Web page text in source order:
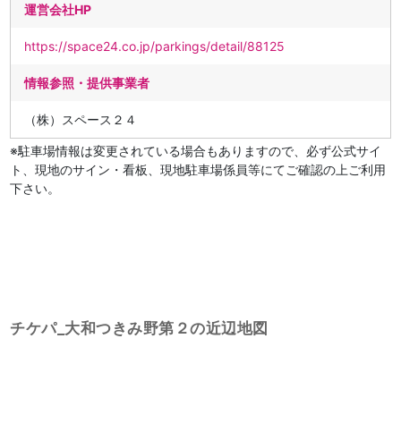
運営会社HP
https://space24.co.jp/parkings/detail/88125
情報参照・提供事業者
（株）スペース２４
※駐車場情報は変更されている場合もありますので、必ず公式サイ
ト、現地のサイン・看板、現地駐車場係員等にてご確認の上ご利用
下さい。
チケパ_大和つきみ野第２の近辺地図